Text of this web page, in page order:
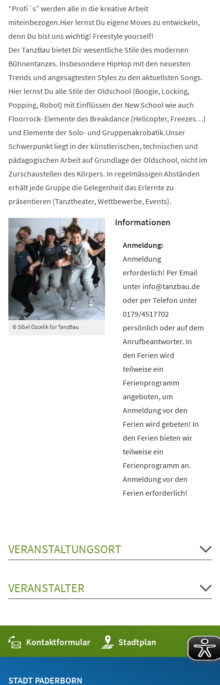
“Profi´s” werden alle in die kreative Arbeit
miteinbezogen.Hier lernst Du eigene Moves zu entwickeln,
denn Du bist uns wichtig! Freestyle yourself!
Der TanzBau bietet Dir wesentliche Stile des modernen
Bühnentanzes. Insbesondere HipHop mit den neuesten
Trends und angesagtesten Styles zu den aktuellsten Songs.
Hier lernst Du alle Stile der Oldschool (Boogie, Locking,
Popping, Robot) mit Einflüssen der New School wie auch
Floorrock- Elemente des Breakdance (Helicopter, Freezes…)
und Elemente der Solo- und Gruppenakrobatik.Unser
Schwerpunkt liegt in der künstlerischen, technischen und
pädagogischen Arbeit auf Grundlage der Oldschool, nicht im
Zurschaustellen des Körpers. In regelmässigen Abständen
erhält jede Gruppe die Gelegenheit das Erlernte zu
präsentieren (Tanztheater, Wettbewerbe, Events).
© Sibel Özcelik für TanzBau
Informationen
Anmeldung
erforderlich! Per Email
unter info@tanzbau.de
oder per Telefon unter
0179/4517702
persönlich oder auf dem
Anrufbeantworter. In
den Ferien wird
teilweise ein
Ferienprogramm
angeboten, um
Anmeldung vor den
Ferien wird gebeten! In
den Ferien bieten wir
teilweise ein
Ferienprogramm an.
Anmeldung vor den
Ferien erforderlich!
VERANSTALTUNGSORT
VERANSTALTER
Kontaktformular Stadtplan
(Öffnet
in
einem
STADT PADERBORN